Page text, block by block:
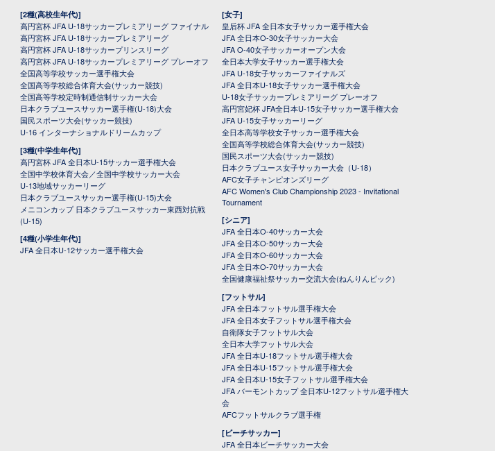
[2種(高校生年代)]
高円宮杯 JFA U-18サッカープレミアリーグ ファイナル
高円宮杯 JFA U-18サッカープレミアリーグ
高円宮杯 JFA U-18サッカープリンスリーグ
高円宮杯 JFA U-18サッカープレミアリーグ プレーオフ
全国高等学校サッカー選手権大会
全国高等学校総合体育大会(サッカー競技)
全国高等学校定時制通信制サッカー大会
日本クラブユースサッカー選手権(U-18)大会
国民スポーツ大会(サッカー競技)
U-16 インターナショナルドリームカップ
[3種(中学生年代)]
高円宮杯 JFA 全日本U-15サッカー選手権大会
全国中学校体育大会／全国中学校サッカー大会
U-13地域サッカーリーグ
日本クラブユースサッカー選手権(U-15)大会
メニコンカップ 日本クラブユースサッカー東西対抗戦
(U-15)
[4種(小学生年代)]
JFA 全日本U-12サッカー選手権大会
[女子]
皇后杯 JFA 全日本女子サッカー選手権大会
JFA 全日本O-30女子サッカー大会
JFA O-40女子サッカーオープン大会
全日本大学女子サッカー選手権大会
JFA U-18女子サッカーファイナルズ
JFA 全日本U-18女子サッカー選手権大会
U-18女子サッカープレミアリーグ プレーオフ
高円宮妃杯 JFA全日本U-15女子サッカー選手権大会
JFA U-15女子サッカーリーグ
全日本高等学校女子サッカー選手権大会
全国高等学校総合体育大会(サッカー競技)
国民スポーツ大会(サッカー競技)
日本クラブユース女子サッカー大会（U-18）
AFC女子チャンピオンズリーグ
AFC Women's Club Championship 2023 - Invitational
Tournament
[シニア]
JFA 全日本O-40サッカー大会
JFA 全日本O-50サッカー大会
JFA 全日本O-60サッカー大会
JFA 全日本O-70サッカー大会
全国健康福祉祭サッカー交流大会(ねんりんピック)
[フットサル]
JFA 全日本フットサル選手権大会
JFA 全日本女子フットサル選手権大会
自衛隊女子フットサル大会
全日本大学フットサル大会
JFA 全日本U-18フットサル選手権大会
JFA 全日本U-15フットサル選手権大会
JFA 全日本U-15女子フットサル選手権大会
JFA バーモントカップ 全日本U-12フットサル選手権大
会
AFCフットサルクラブ選手権
[ビーチサッカー]
JFA 全日本ビーチサッカー大会